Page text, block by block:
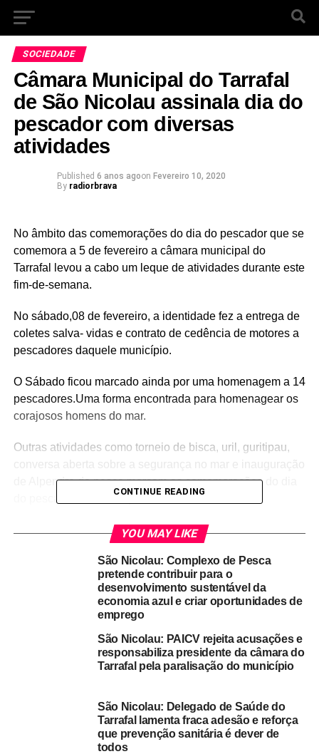
SOCIEDADE
Câmara Municipal do Tarrafal
de São Nicolau assinala dia do
pescador com diversas
atividades
Published 6 anos agoon Fevereiro 10, 2020
By radiorbrava
No âmbito das comemorações do dia do pescador que se
comemora a 5 de fevereiro a câmara municipal do
Tarrafal levou a cabo um leque de atividades durante este
fim-de-semana.
No sábado,08 de fevereiro, a identidade fez a entrega de
coletes salva- vidas e contrato de cedência de motores a
pescadores daquele município.
O Sábado ficou marcado ainda por uma homenagem a 14
pescadores.Uma forma encontrada para homenagear os
corajosos homens do mar.
Outras atividades como torneio de bisca, uril, guritipau,
de Alpendre de pesca marcam as comemorações do dia
do pescador no município de Tarrafal.
Atividades que contaram com a presença do Diretor Geral
dos Recursos Marítimos, Alberto Martins.
@Radio Ribeira Brava/ Walter Marcos
DESTAQUE
São Nicolau: “Março Mês da Mulher” assinalado
São Nicolau: Obras do cais de pesca do Tarrafal
arrancam ainda neste semestre – responsável
CONTINUE READING
YOU MAY LIKE
São Nicolau: Complexo de Pesca
pretende contribuir para o
desenvolvimento sustentável da
economia azul e criar oportunidades de
emprego
São Nicolau: PAICV rejeita acusações e
responsabiliza presidente da câmara do
Tarrafal pela paralisação do município
São Nicolau: Delegado de Saúde do
Tarrafal lamenta fraca adesão e reforça
que prevenção sanitária é dever de
todos